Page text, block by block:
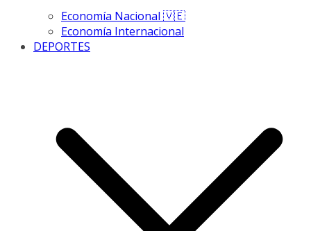
Economía Nacional 🇻🇪
Economía Internacional
DEPORTES